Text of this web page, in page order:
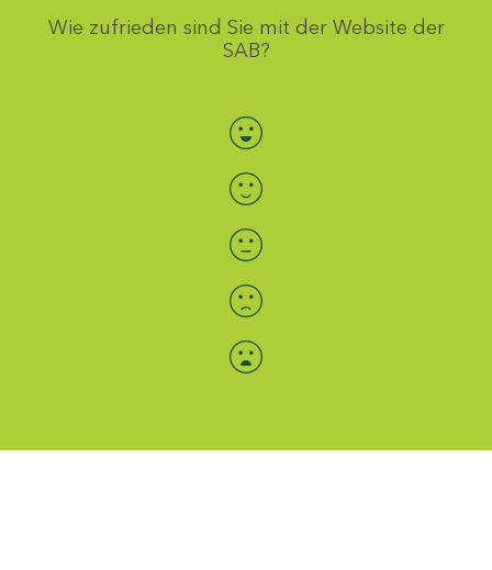
Wie zufrieden sind Sie mit der Website der
SAB?
Bewertung auswählen